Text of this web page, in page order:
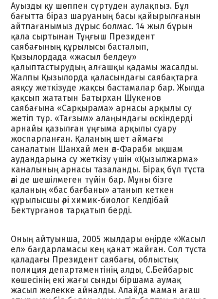
Ауызды қу шөппен сүртуден аулақпыз. Бұл
бағытта біраз шаруаның басы қайырылғанын
айтпағанымыз дұрыс болмас. 14 жыл бұрын
қала сыртынан Тұңғыш Президент
саябағының құрылысы басталып,
Қызылордада «жасыл белдеу»
қалыптастырудың алғашқы қадамы жасалды.
Жалпы Қызылорда қаласындағы саябақтарға
аяқсу жеткізуде жақсы бастамалар бар. Жылда
қақсып жататын Батырхан Шүкенов
саябағына «Сарқырама» арнасы арқылы су
жетіп тұр. «Тағзым» алаңындағы өскіндерді
арнайы қазылған ұңғыма арқылы суару
жоспарланған. Қаланың шет аймағы
саналатын Шанхай мен әл-Фараби ықшам
аудандарына су жеткізу үшін «Қызылжарма»
каналының арнасы тазаланды. Бірақ бұл тұста
әлі де шешілмеген түйін бар. Мұны бізге
қаланың «бас бағбаны» атанып кеткен
құрылысшы әрі химик-биолог Келдібай
Бектұрғанов тарқатып берді.
Оның айтуынша, 2005 жылдары өңірде «Жасыл
ел» бағдарламасы кең қанат жайған. Сол тұста
қаладағы Президент саябағы, облыстық
полиция департаментінің алды, С.Бейбарыс
көшесінің екі жағы сынды біршама аумақ
жасыл желекке айналды. Алайда маман ағаш